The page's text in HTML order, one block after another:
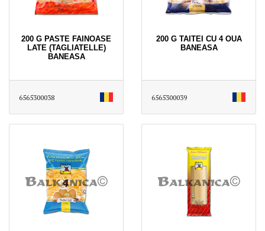
200 G PASTE FAINOASE
LATE (TAGLIATELLE)
BANEASA
6565300038
200 G TAITEI CU 4 OUA
BANEASA
6565300039